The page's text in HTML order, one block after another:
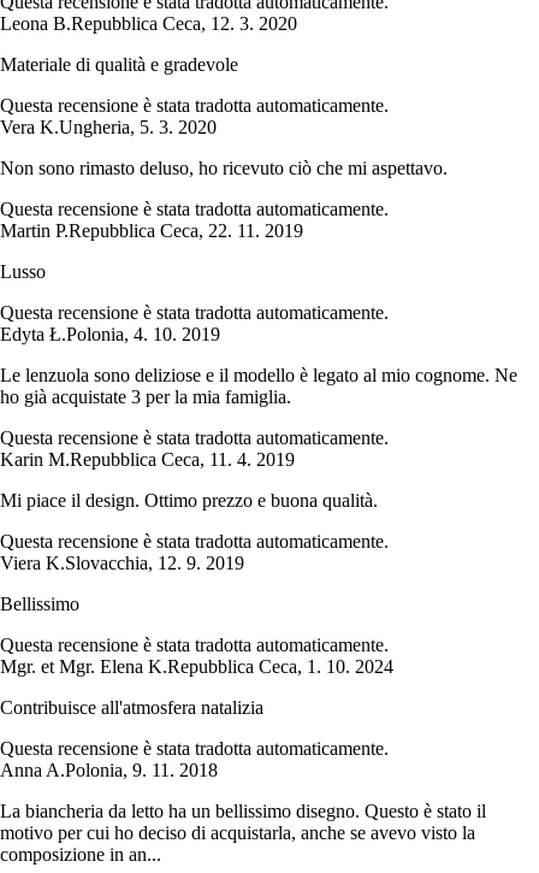
Leona B.Repubblica Ceca, 12. 3. 2020
Materiale di qualità e gradevole
Questa recensione è stata tradotta automaticamente.
Vera K.Ungheria, 5. 3. 2020
Non sono rimasto deluso, ho ricevuto ciò che mi aspettavo.
Questa recensione è stata tradotta automaticamente.
Martin P.Repubblica Ceca, 22. 11. 2019
Lusso
Questa recensione è stata tradotta automaticamente.
Edyta Ł.Polonia, 4. 10. 2019
Le lenzuola sono deliziose e il modello è legato al mio cognome. Ne
ho già acquistate 3 per la mia famiglia.
Questa recensione è stata tradotta automaticamente.
Karin M.Repubblica Ceca, 11. 4. 2019
Mi piace il design. Ottimo prezzo e buona qualità.
Questa recensione è stata tradotta automaticamente.
Viera K.Slovacchia, 12. 9. 2019
Bellissimo
Questa recensione è stata tradotta automaticamente.
Mgr. et Mgr. Elena K.Repubblica Ceca, 1. 10. 2024
Contribuisce all'atmosfera natalizia
Questa recensione è stata tradotta automaticamente.
Anna A.Polonia, 9. 11. 2018
La biancheria da letto ha un bellissimo disegno. Questo è stato il
motivo per cui ho deciso di acquistarla, anche se avevo visto la
composizione in an...